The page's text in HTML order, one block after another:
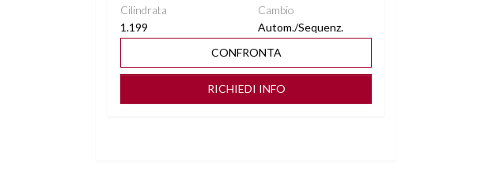
Cilindrata
1.199
Cambio
Autom./Sequenz.
CONFRONTA
RICHIEDI INFO